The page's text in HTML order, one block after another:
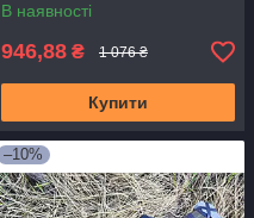
В наявності
946,88 ₴ 1 076 ₴
Купити
–10%